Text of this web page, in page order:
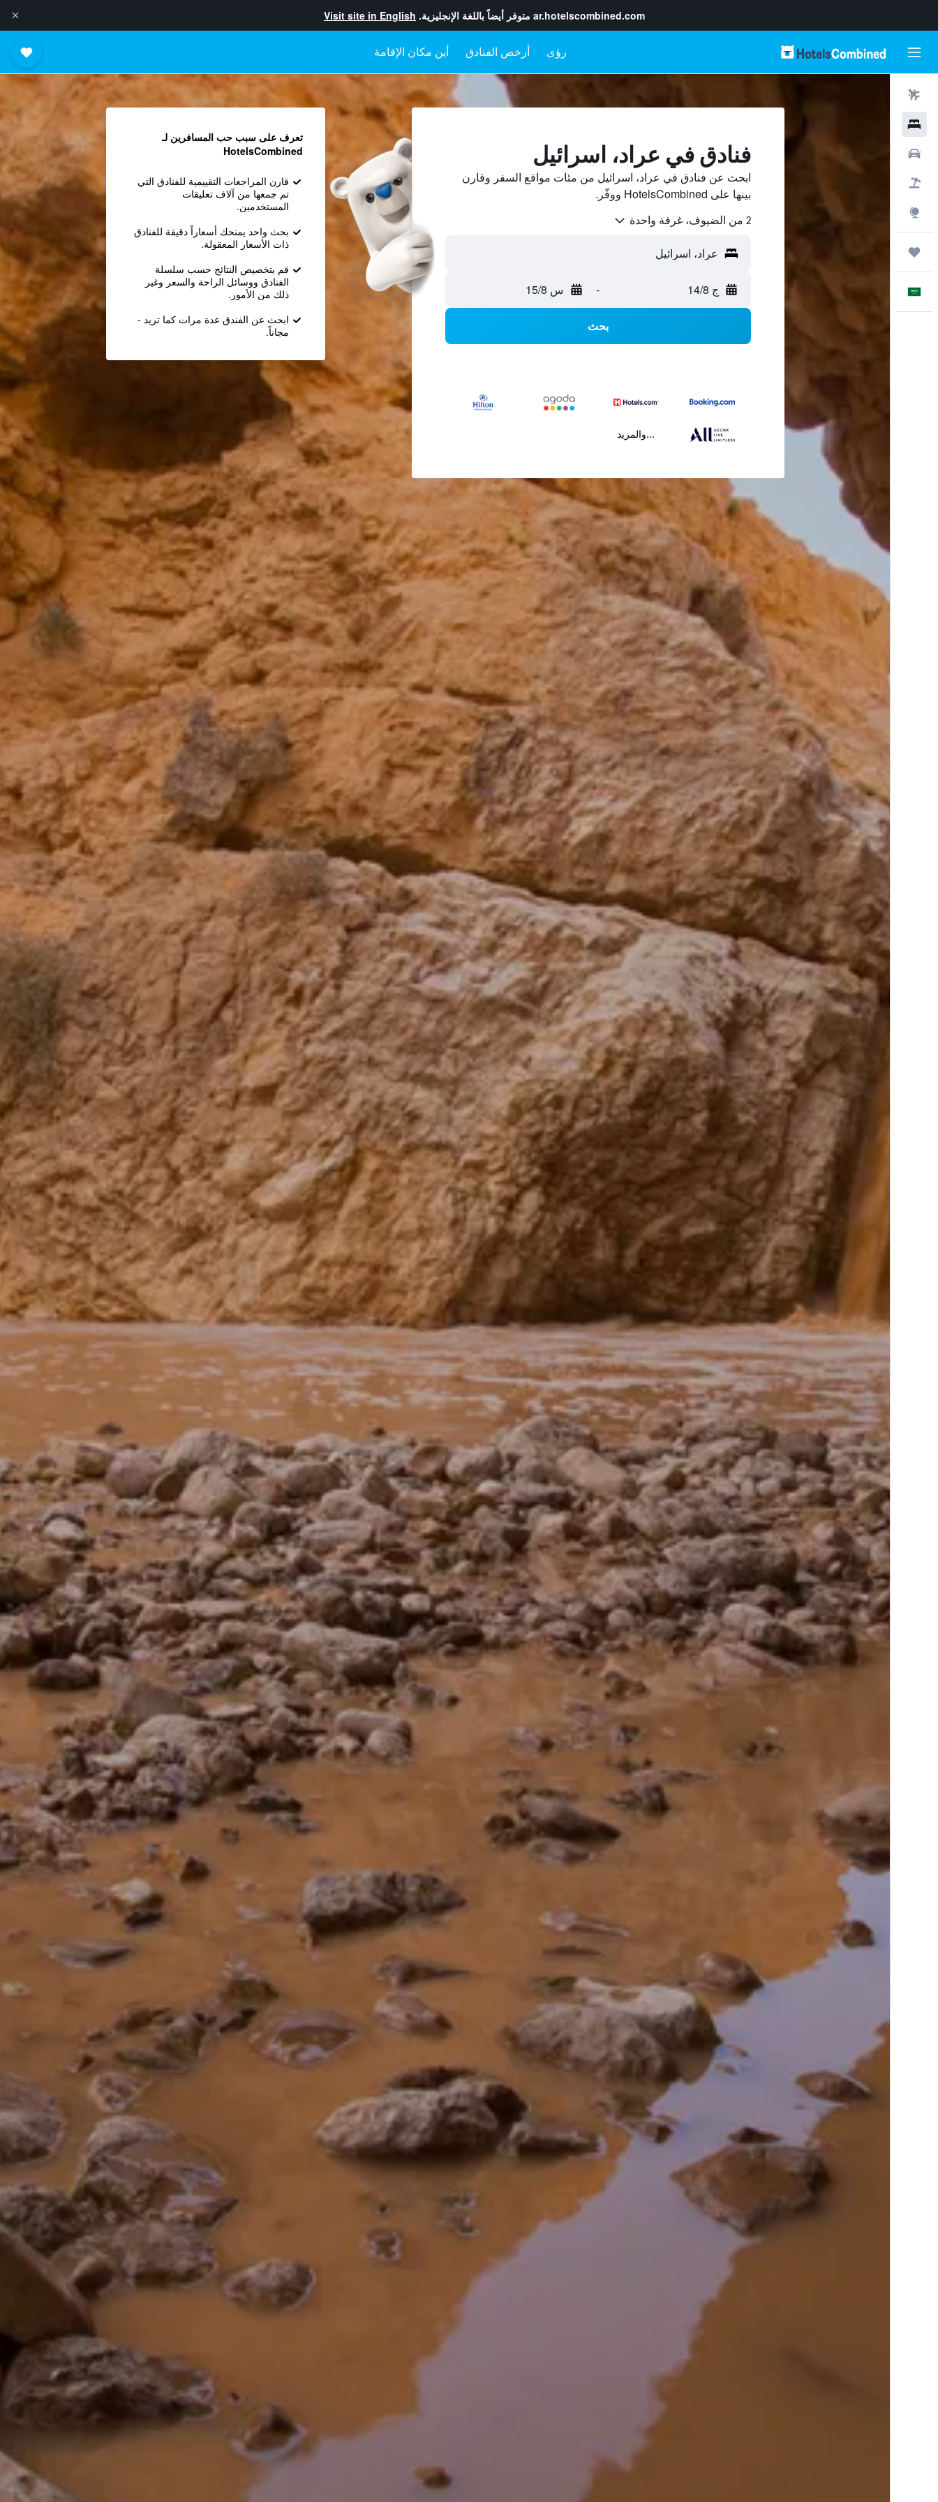
ar.hotelscombined.com متوفر أيضاً باللغة الإنجليزية. Visit site in English
رؤى أرخص الفنادق أين مكان الإقامة
فنادق في عراد، اسرائيل
ابحث عن فنادق في عراد، اسرائيل من مئات مواقع السفر وقارن
بينها على HotelsCombined ووفّر.
2 من الضيوف، غرفة واحدة
ج 14/8 - س 15/8
بحث
...والمزيد
تعرف على سبب حب المسافرين لـ
HotelsCombined
قارن المراجعات التقييمية للفنادق التي
تم جمعها من آلاف تعليقات
المستخدمين.
بحث واحد يمنحك أسعاراً دقيقة للفنادق
ذات الأسعار المعقولة.
قم بتخصيص النتائج حسب سلسلة
الفنادق ووسائل الراحة والسعر وغير
ذلك من الأمور.
ابحث عن الفندق عدة مرات كما تريد -
مجاناً.